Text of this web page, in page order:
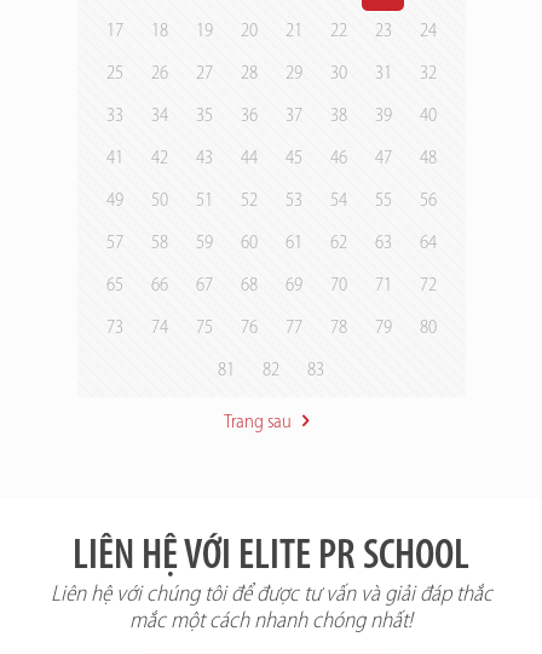
17 18 19 20 21 22 23 24
25 26 27 28 29 30 31 32
33 34 35 36 37 38 39 40
41 42 43 44 45 46 47 48
49 50 51 52 53 54 55 56
57 58 59 60 61 62 63 64
65 66 67 68 69 70 71 72
73 74 75 76 77 78 79 80
81 82 83
Trang sau
LIÊN HỆ VỚI ELITE PR SCHOOL
Liên hệ với chúng tôi để được tư vấn và giải đáp thắc
mắc một cách nhanh chóng nhất!